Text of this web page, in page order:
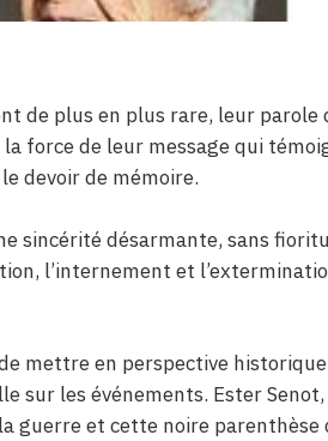
de plus en plus rare, leur parole
force de leur message qui
devoir de mémoire.
sincérité désarmante, sans
l’internement et
mettre en perspective
sur les événements. Ester
guerre et cette noire parenthèse